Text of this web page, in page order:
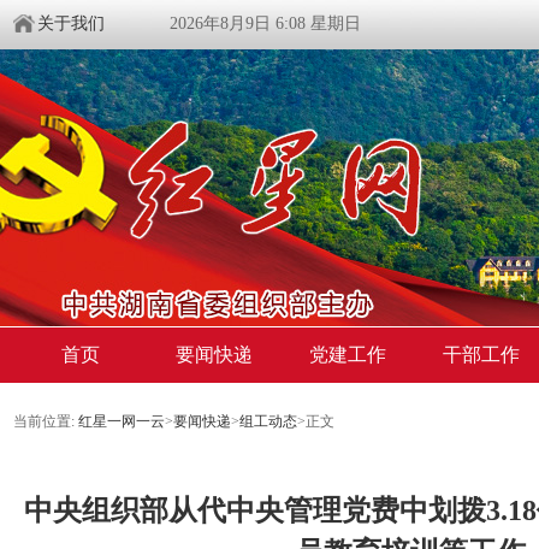
关于我们 2026年8月9日 6:08 星期日
首页 要闻快递 党建工作 干部工作
当前位置: 红星一网一云>要闻快递>组工动态>正文
中央组织部从代中央管理党费中划拨